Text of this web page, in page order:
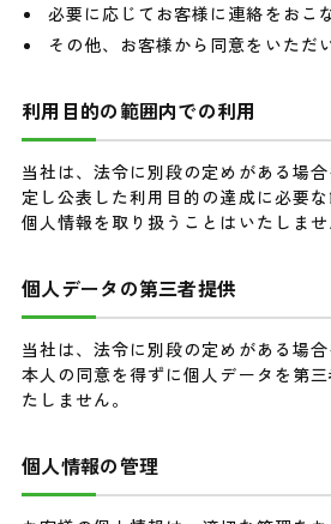
必要に応じてお客様に連絡をおこ
その他、お客様から同意をいただ
利用目的の範囲内での利用
当社は、法令に別段の定めがある場
定し公表した利用目的の達成に必要
個人情報を取り扱うことはいたしませ
個人データの第三者提供
当社は、法令に別段の定めがある場
本人の同意を得ずに個人データを第
たしません。
個人情報の管理